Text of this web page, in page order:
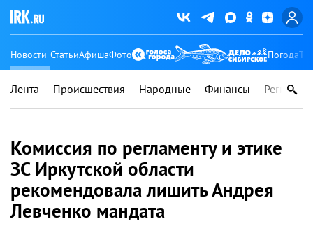
Новости СтатьиАфишаФото Погода
Лента Происшествия Народные Финансы Регионы
Комиссия по регламенту и этике
ЗС Иркутской области
рекомендовала лишить Андрея
Левченко мандата